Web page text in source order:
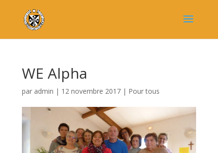
WE Alpha
par admin | 12 novembre 2017| Pour tous